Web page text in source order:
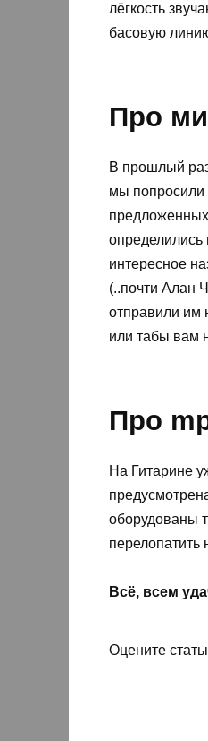
лёгкость
басовую
Про
В прошлый
мы попросили
определились
интересное
(..почти Алан
отправили им
или табы вам
Про
На Гитарине
оборудованы
Всё, всем
Оцените